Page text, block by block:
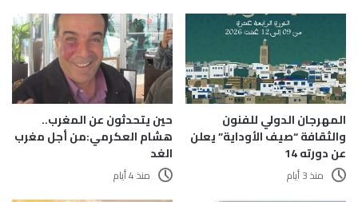
المهرجان الدولي للفنون
والثقافة “صيف الأوداية” يعلن
عن دورته 14
منذ 3 أيام
حين يتحدثون عن المغرب..
هشام العكرمي:من أجل مغرب
الغد
منذ 4 أيام